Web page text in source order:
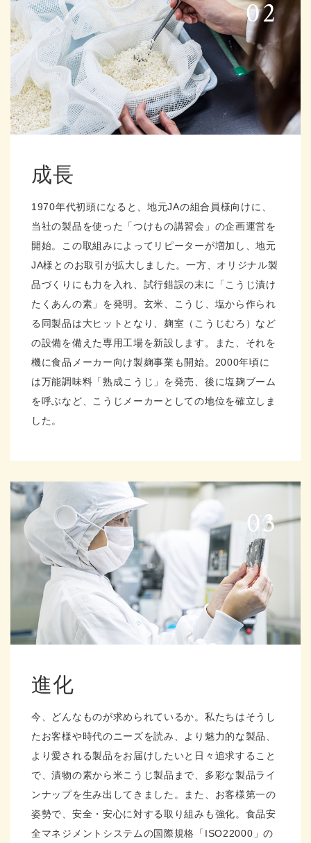
成長
1970年代初頭になると、地元JAの組合員様向けに、
当社の製品を使った「つけもの講習会」の企画運営を
開始。この取組みによってリピーターが増加し、地元
JA様とのお取引が拡大しました。一方、オリジナル製
品づくりにも力を入れ、試行錯誤の末に「こうじ漬け
たくあんの素」を発明。玄米、こうじ、塩から作られ
る同製品は大ヒットとなり、麹室（こうじむろ）など
の設備を備えた専用工場を新設します。また、それを
機に食品メーカー向け製麹事業も開始。2000年頃に
は万能調味料「熟成こうじ」を発売、後に塩麹ブーム
を呼ぶなど、こうじメーカーとしての地位を確立しま
した。
進化
今、どんなものが求められているか。私たちはそうし
たお客様や時代のニーズを読み、より魅力的な製品、
より愛される製品をお届けしたいと日々追求すること
で、漬物の素から米こうじ製品まで、多彩な製品ライ
ンナップを生み出してきました。また、お客様第一の
姿勢で、安全・安心に対する取り組みも強化。食品安
全マネジメントシステムの国際規格「ISO22000」の